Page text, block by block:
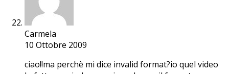
Carmela
10 Ottobre 2009
ciao!!ma perchè mi dice invalid format?io quel video